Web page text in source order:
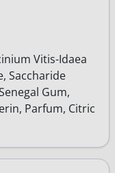
Vitis-Idaea
Saccharide
Gum,
Parfum, Citric